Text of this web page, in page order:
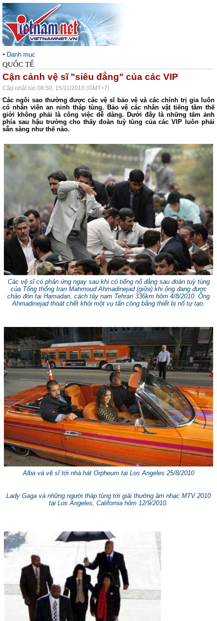
Danh mục
QUỐC TẾ
Cận cảnh vệ sĩ "siêu đẳng" của các VIP
Cập nhật lúc 08:50, 15/11/2010 (GMT+7)
Các ngôi sao thường được các vệ sĩ bảo vệ và các chính trị gia luôn
có nhân viên an ninh tháp tùng. Bảo vệ các nhân vật tiếng tăm thế
giới không phải là công việc dễ dàng. Dưới đây là những tấm ảnh
phía sau hậu trường cho thấy đoàn tuỳ tùng của các VIP luôn phải
sẵn sàng như thế nào.
Các vệ sĩ có phản ứng ngay sau khi có tiếng nổ đằng sau đoàn tuỳ tùng
của Tổng thống Iran Mahmoud Ahmadinejad (giữa) khi ông đang được
chào đón tại Hamadan, cách tây nam Tehran 336km hôm 4/8/2010. Ông
Ahmadinejad thoát chết khỏi một vụ tấn công bằng thiết bị nổ tự tạo.
Alba và vệ sĩ tới nhà hát Orpheum tại Los Angeles 25/8/2010
Lady Gaga và những người tháp tùng tới giải thưởng âm nhạc MTV 2010
tại Los Angeles, California hôm 12/9/2010.